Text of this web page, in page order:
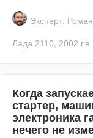
Эксперт:
Лада 2110 2002 г.в.
Когда
стартер,
электроника
нечего не